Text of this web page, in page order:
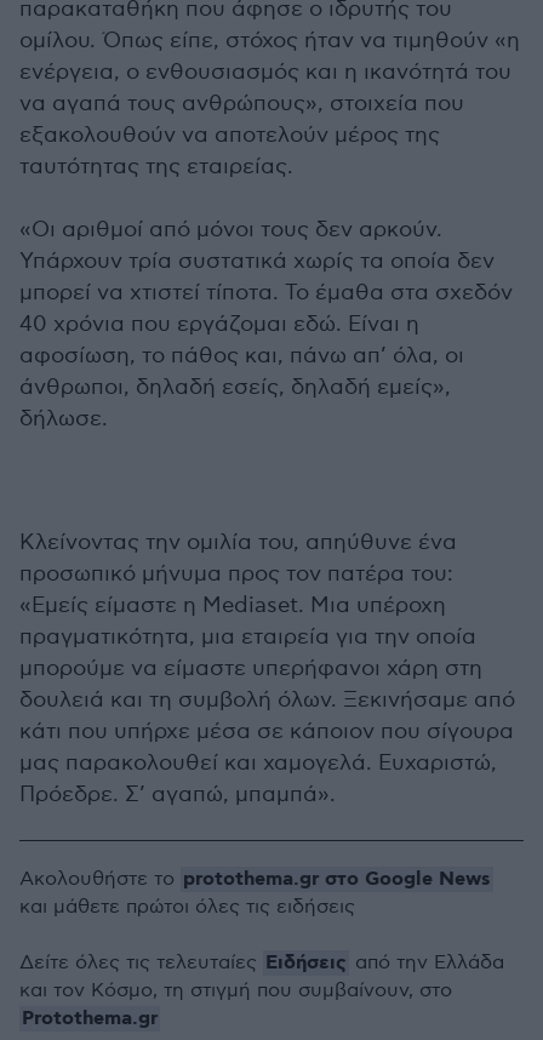
παρακαταθήκη που άφησε ο ιδρυτής του
ομίλου. Όπως είπε, στόχος ήταν να τιμηθούν «η
ενέργεια, ο ενθουσιασμός και η ικανότητά του
να αγαπά τους ανθρώπους», στοιχεία που
εξακολουθούν να αποτελούν μέρος της
ταυτότητας της εταιρείας.
«Οι αριθμοί από μόνοι τους δεν αρκούν.
Υπάρχουν τρία συστατικά χωρίς τα οποία δεν
μπορεί να χτιστεί τίποτα. Το έμαθα στα σχεδόν
40 χρόνια που εργάζομαι εδώ. Είναι η
αφοσίωση, το πάθος και, πάνω απ’ όλα, οι
άνθρωποι, δηλαδή εσείς, δηλαδή εμείς»,
δήλωσε.
Κλείνοντας την ομιλία του, απηύθυνε ένα
προσωπικό μήνυμα προς τον πατέρα του:
«Εμείς είμαστε η Mediaset. Μια υπέροχη
πραγματικότητα, μια εταιρεία για την οποία
μπορούμε να είμαστε υπερήφανοι χάρη στη
δουλειά και τη συμβολή όλων. Ξεκινήσαμε από
κάτι που υπήρχε μέσα σε κάποιον που σίγουρα
μας παρακολουθεί και χαμογελά. Ευχαριστώ,
Πρόεδρε. Σ’ αγαπώ, μπαμπά».
Ακολουθήστε το protothema.gr στο Google News
και μάθετε πρώτοι όλες τις ειδήσεις
Δείτε όλες τις τελευταίες Ειδήσεις από την Ελλάδα
και τον Κόσμο, τη στιγμή που συμβαίνουν, στο
Protothema.gr